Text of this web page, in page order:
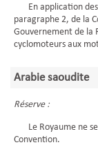
En application des
paragraphe 2, de la
Gouvernement de la
cyclomoteurs aux
Arabie saoudite
Réserve :
Le Royaume ne se
Convention.